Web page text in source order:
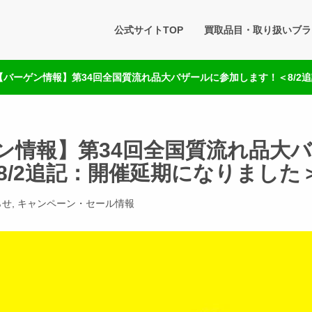
。買取実績・販売商品情報や雑記をお届けします。
公式サイトTOP 買取品目・取り扱いブ
ーゲン情報】第34回全国質流れ品大バザールに参加します！＜8/2
情報】第34回全国質流れ品大
2追記：開催延期になりました
せ キャンペーン・セール情報